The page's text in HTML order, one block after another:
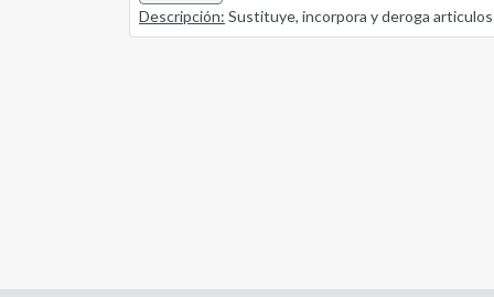
Descripción: Sustituye, incorpora y deroga articulos